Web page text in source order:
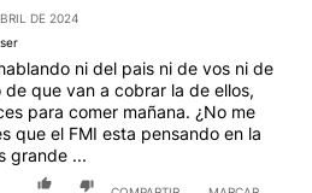
DE 2024
ni del pais ni de vos ni de
de que van a cobrar la de ellos,
para comer mañana. ¿No me
que el FMI esta pensando en la
grande ...